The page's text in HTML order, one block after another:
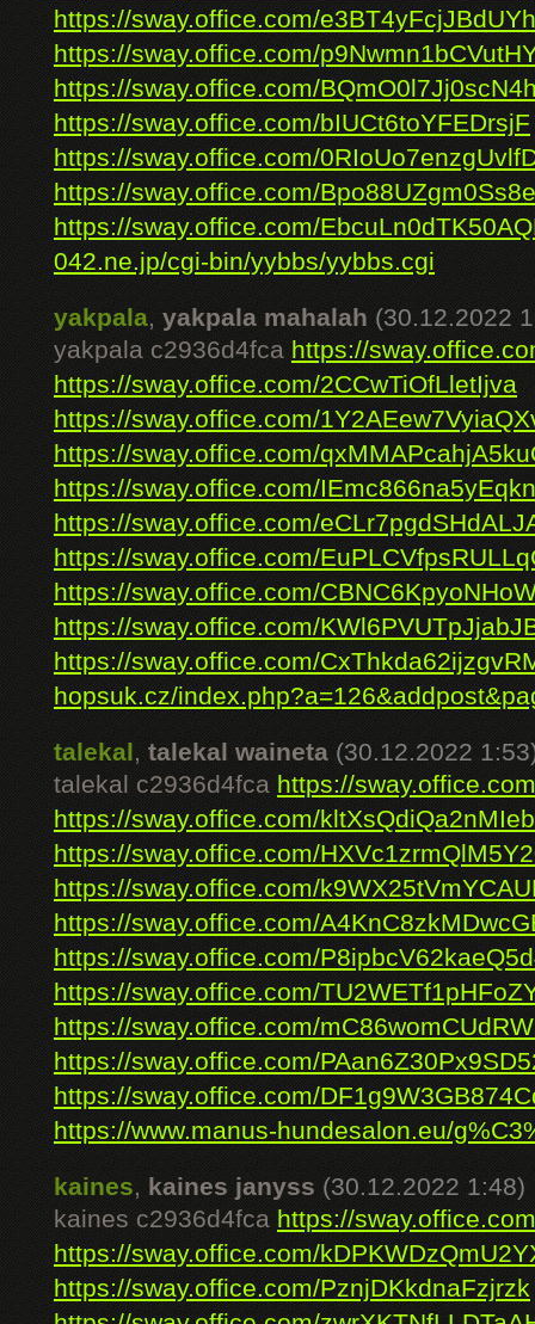
https://sway.office.com/
https://sway.office.com/
https://sway.office.com/
https://sway.office.com/bIUCt6toYFEDrsjF
https://sway.office.com/
https://sway.office.com/
https://sway.office.com/
042.ne.jp/cgi-bin/yybbs/yybbs.cgi
yakpala, yakpala mahalah (30.12.2022
yakpala c2936d4fca https://
https://sway.office.com/2CCwTiOfLletIjva
https://sway.office.com/
https://sway.office.com/
https://sway.office.com/
https://sway.office.com/
https://sway.office.com/
https://sway.office.com/
https://sway.office.com/
https://sway.office.com/
hopsuk.cz/
talekal, talekal waineta (30.12.2022
talekal c2936d4fca https://
https://sway.office.com/kltXsQdiQa2nMIeb
https://sway.office.com/
https://sway.office.com/
https://sway.office.com/
https://sway.office.com/
https://sway.office.com/
https://sway.office.com/
https://sway.office.com/
https://sway.office.com/
https://www.manus-hundesalon.eu/
kaines, kaines janyss (30.12.2022 1:48)
kaines c2936d4fca https://
https://sway.office.com/
https://sway.office.com/PznjDKkdnaFzjrzk